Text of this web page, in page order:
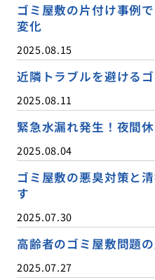
ゴミ屋敷の片付け事例
変化
2025.08.15
近隣トラブルを避ける
2025.08.11
緊急水漏れ発生！夜間
2025.08.04
ゴミ屋敷の悪臭対策と
す
2025.07.30
高齢者のゴミ屋敷問題
2025.07.27